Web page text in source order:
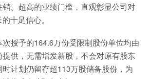
销。超高的业绩门槛，直观彰显公司对
十足信心。
授予的164.6万份受限制股份单位均由
供，无需增发新股，不会对原有股东
计划仍留存超113万股储备股份，为